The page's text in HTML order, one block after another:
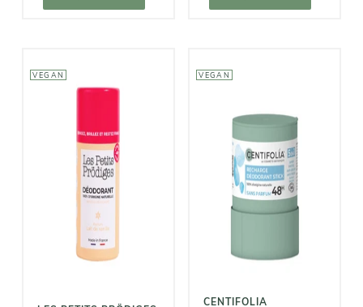
VEGAN
LES PETITS
PRÖDIGES
Déodorant
Lait de Vanille
48h
VEGAN
CENTIFOLIA
CENTIFOLIA
Recharge
Déodorant